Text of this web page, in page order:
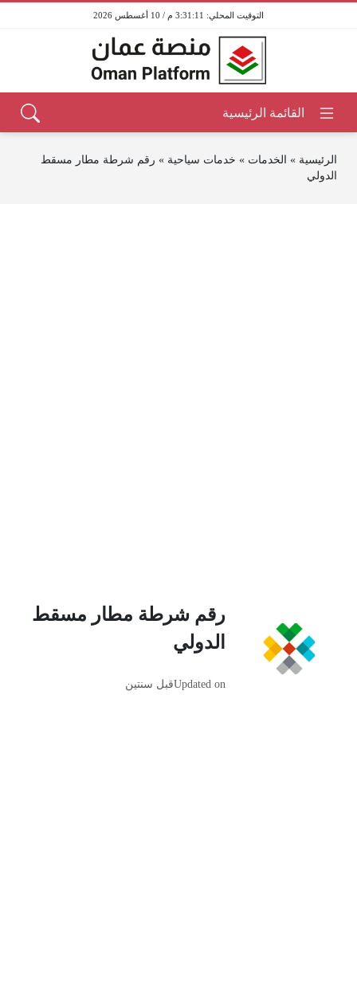
3:31:11 م / 10 أغسطس 2026
الرئيسية » الخدمات » خدمات سياحية » رقم شرطة مطار مسقط
الدولي
رقم شرطة مطار مسقط
الدولي
Updated onقبل سنتين